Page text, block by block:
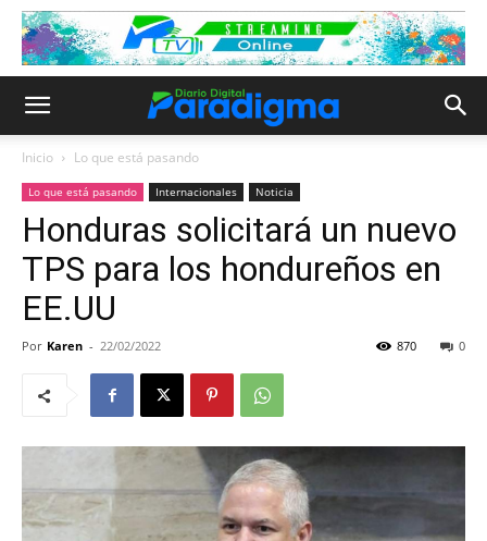
Inicio Lo que está pasando
Lo que está pasando Internacionales Noticia
Honduras solicitará un nuevo
TPS para los hondureños en
EE.UU
Por Karen - 22/02/2022 0
870